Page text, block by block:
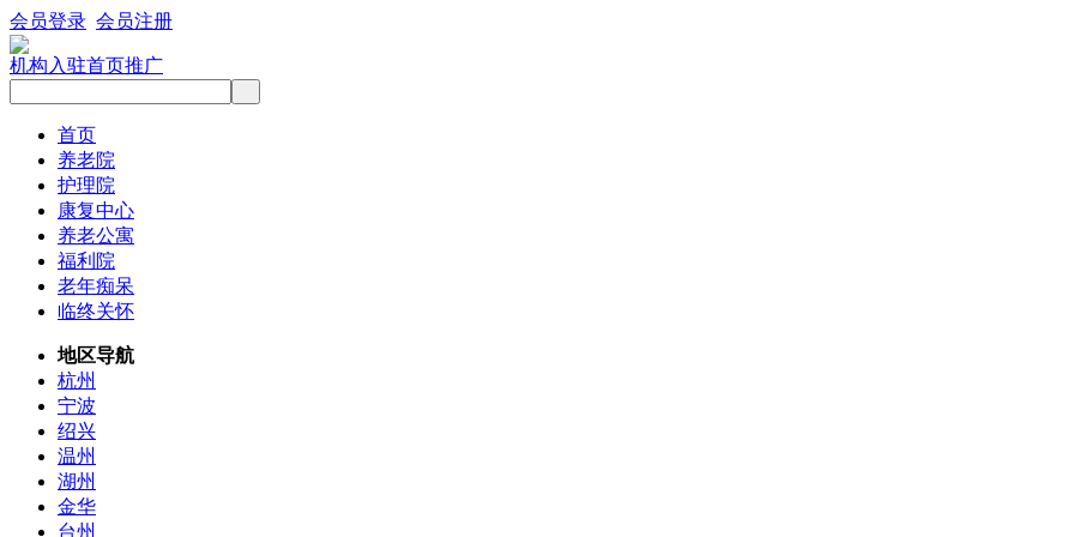
会员登录 会员注册
机构入驻首页推广
首页
养老院
护理院
康复中心
养老公寓
福利院
老年痴呆
临终关怀
地区导航
杭州
宁波
绍兴
温州
湖州
金华
台州